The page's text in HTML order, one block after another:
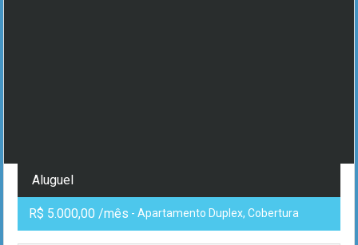
Aluguel
R$ 5.000,00 /mês - Apartamento Duplex, Cobertura